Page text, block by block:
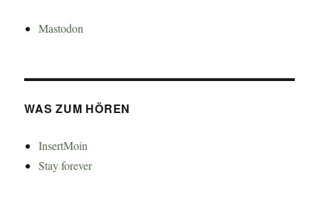
Mastodon
WAS ZUM HÖREN
InsertMoin
Stay forever